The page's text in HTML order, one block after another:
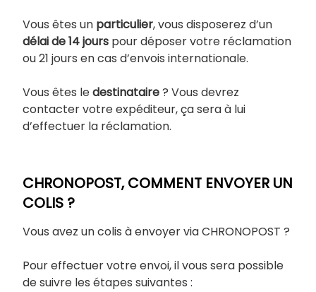
Vous êtes un particulier, vous disposerez d’un
délai de 14 jours pour déposer votre réclamation
ou 21 jours en cas d’envois internationale.
Vous êtes ledestinataire? Vous devrez
contacter votre expéditeur, ça sera à lui
d’effectuer la réclamation.
CHRONOPOST, COMMENT ENVOYER UN
COLIS ?
Vous avez un colis à envoyer via CHRONOPOST ?
Pour effectuer votre envoi, il vous sera possible
de suivre les étapes suivantes :